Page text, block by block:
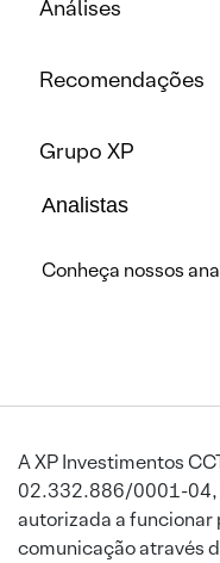
Análises
Recomendações
Grupo XP
Analistas
Conheça nossos
A XP Investimentos
02.332.886/0001-04,
autorizada a funcionar
comunicação através